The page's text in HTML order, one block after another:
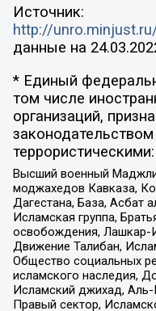
Источник:
http://
данные на
* Единый
том числе
организаций,
террористическими:
Высший военный
моджахедов Кавказа,
Дагестана, База, Асбат
Исламская группа,
освобождения, Лашкар-
Движение Талибан,
Общество социальных
исламского наследия,
Исламский джихад,
Правый сектор,